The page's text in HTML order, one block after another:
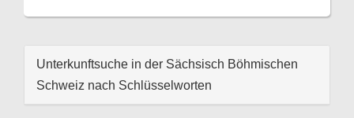
Unterkunftsuche in der Sächsisch Böhmischen
Schweiz nach Schlüsselworten